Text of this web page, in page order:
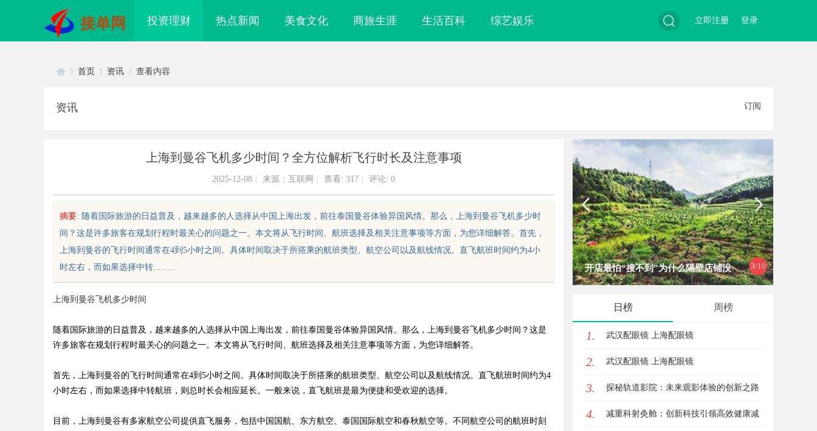
接单网 投资理财 热点新闻 美食文化 商旅生涯 生活百科 综艺娱乐 登录
立即注册
首页 资讯 查看内容
资讯 订阅
上海到曼谷飞机多少时间？全方位解析飞行时长及注意事项
2025-12-08 来源：互联网 查看: 317 评论: 0
摘要: 随着国际旅游的日益普及，越来越多的人选择从中国上海出发，前往泰国曼谷体验异国风情。那么，上海到曼谷飞机多少时
间？这是许多旅客在规划行程时最关心的问题之一。本文将从飞行时间、航班选择及相关注意事项等方面，为您详细解答。首先，
上海到曼谷的飞行时间通常在4到5小时之间。具体时间取决于所搭乘的航班类型、航空公司以及航线情况。直飞航班时间约为4小
时左右，而如果选择中转.........
上海到曼谷飞机多少时间
随着国际旅游的日益普及，越来越多的人选择从中国上海出发，前往泰国曼谷体验异国风情。那么，上海到曼谷飞机多少时间？这是
许多旅客在规划行程时最关心的问题之一。本文将从飞行时间、航班选择及相关注意事项等方面，为您详细解答。
首先，上海到曼谷的飞行时间通常在4到5小时之间。具体时间取决于所搭乘的航班类型、航空公司以及航线情况。直飞航班时间约为4
小时左右，而如果选择中转航班，则总时长会相应延长。一般来说，直飞航班是最为便捷和受欢迎的选择。
目前，上海到曼谷有多家航空公司提供直飞服务，包括中国国航、东方航空、泰国国际航空和春秋航空等。不同航空公司的航班时刻
3/10
眼镜 上海配眼镜 开店最怕“搜不到”为什么隔壁店铺没
日榜 周榜
1. 武汉配眼镜 上海配眼镜
2. 武汉配眼镜 上海配眼镜
3. 探秘轨道影院：未来观影体验的创新之路
4. 减重科射灸舱：创新科技引领高效健康减